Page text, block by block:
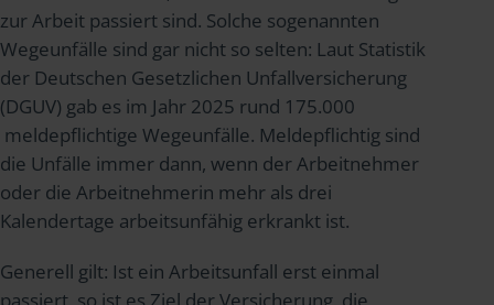
zur Arbeit passiert sind. Solche sogenannten
Wegeunfälle sind gar nicht so selten: Laut Statistik
der Deutschen Gesetzlichen Unfallversicherung
(DGUV) gab es im Jahr 2025 rund 175.000
meldepflichtige Wegeunfälle. Meldepflichtig sind
die Unfälle immer dann, wenn der Arbeitnehmer
oder die Arbeitnehmerin mehr als drei
Kalendertage arbeitsunfähig erkrankt ist.
Generell gilt: Ist ein Arbeitsunfall erst einmal
passiert, so ist es Ziel der Versicherung, die